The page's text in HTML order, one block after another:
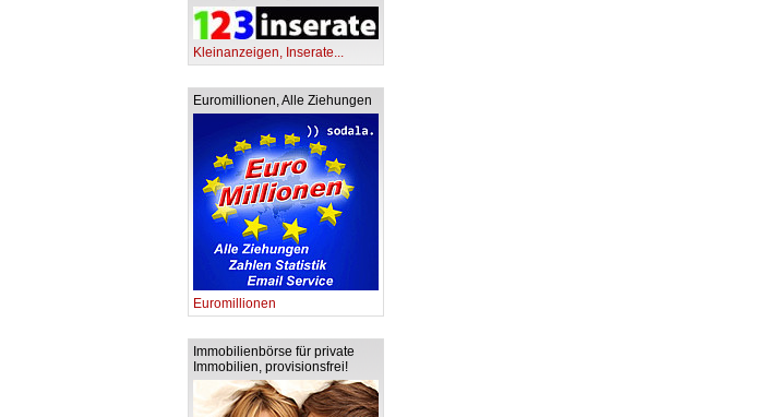
Kleinanzeigen, Inserate...
Euromillionen, Alle Ziehungen
Euromillionen
Immobilienbörse für private
Immobilien, provisionsfrei!